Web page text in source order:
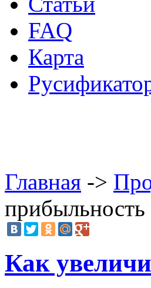
FAQ
Карта
Главная ->
прибыльность
Как